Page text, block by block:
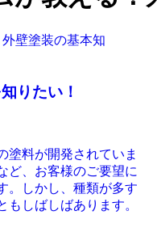
壁塗装の基本知
りたい！
塗料が開発されていま
ど、お客様のご要望に
。しかし、種類が多す
もしばしばあります。